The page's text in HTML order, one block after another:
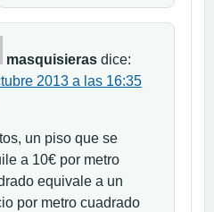
masquisieras dice:
2013 a las 16:35
un piso que se
a 10€ por metro
equivale a un
por metro cuadrado